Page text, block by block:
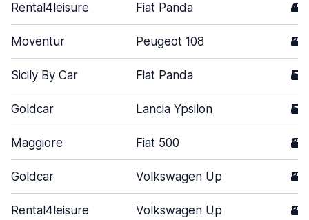
Rental4leisure Fiat Panda 4
Moventur Peugeot 108 3
Sicily By Car Fiat Panda 5
Goldcar Lancia Ypsilon 5
Maggiore Fiat 500 3
Goldcar Volkswagen Up 3
Rental4leisure Volkswagen Up 3